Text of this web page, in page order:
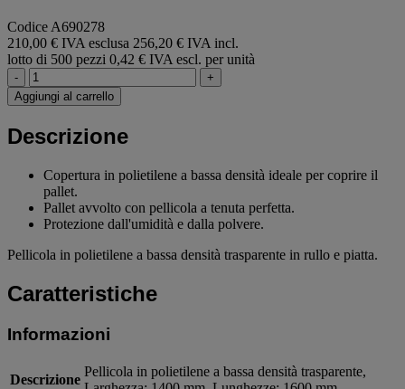
Codice A690278
210,00 € IVA esclusa 256,20 € IVA incl.
lotto di 500 pezzi 0,42 € IVA escl. per unità
-
+
Aggiungi al carrello
Descrizione
Copertura in polietilene a bassa densità ideale per coprire il
pallet.
Pallet avvolto con pellicola a tenuta perfetta.
Protezione dall'umidità e dalla polvere.
Pellicola in polietilene a bassa densità trasparente in rullo e piatta.
Caratteristiche
Informazioni
Descrizione
Pellicola in polietilene a bassa densità trasparente,